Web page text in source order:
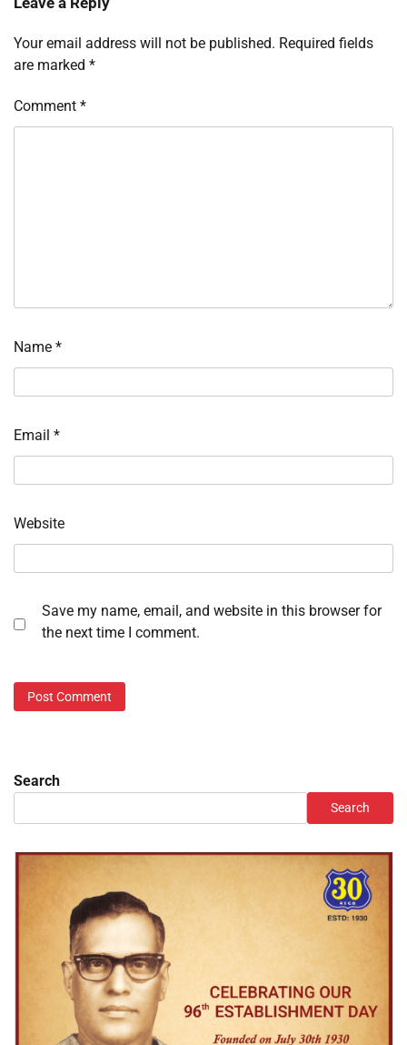
Your email address will not be published. Required fields
are marked *
Comment *
Name *
Email *
Website
Save my name, email, and website in this browser for
the next time I comment.
Search
Search